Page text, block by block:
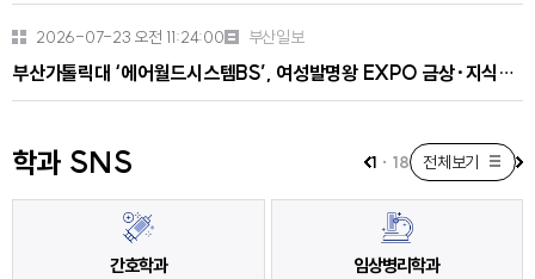
2026-07-23 오전 11:24:00 부산일보
부산가톨릭대 ‘에어월드시스템BS’, 여성발명왕 EXPO 금상·지식재산처장상
학과 SNS 1 · 18 전체보기
간호학과 임상병리학과